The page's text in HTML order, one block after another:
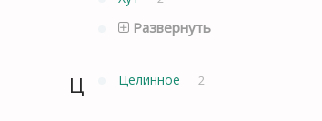
Развернуть
Ц Целинное 2